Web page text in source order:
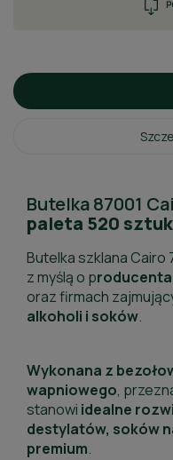
Butelka 87001
paleta 520 sztuk
Butelka szklana Cairo
z myślą o p
oraz firmach
alkoholi i soków.
Wykonana z
wapniowego,
stanowi idealne
destylatów, soków
premium.